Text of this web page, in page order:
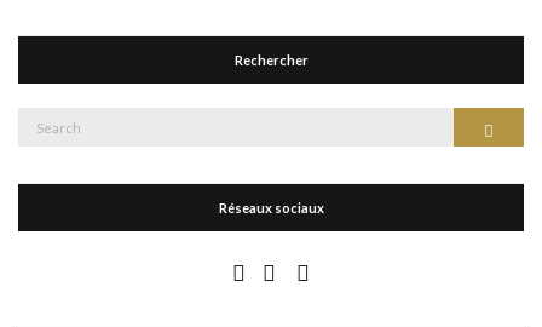
Rechercher
Réseaux sociaux